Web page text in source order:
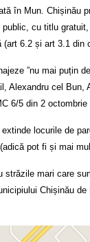
în Mun. Chișinău
cu titlu
6.2 și art 3.1 din
”nu mai puțin
Alexandru cel
6/5 din 2 octombrie
locurile de
pot fi și mai
mari care
Chișinău